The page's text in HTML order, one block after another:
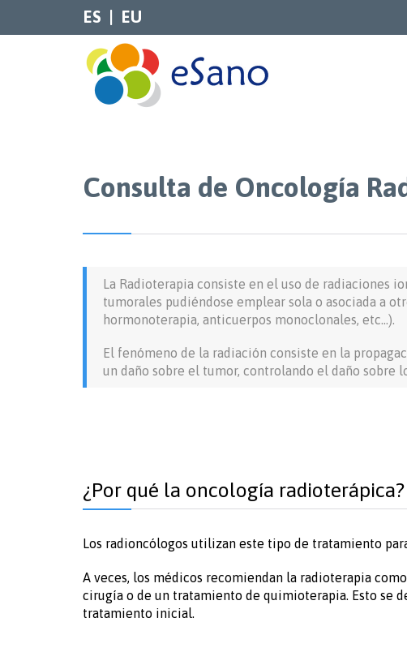
ES EU
Consulta de Oncología
La Radioterapia consiste en el uso de radiaciones
tumorales pudiéndose emplear sola o asociada a
hormonoterapia, anticuerpos monoclonales, etc…).
El fenómeno de la radiación consiste en la
un daño sobre el tumor, controlando el daño sobre
¿Por qué la oncología radioterápica?
Los radioncólogos utilizan este tipo de tratamiento
A veces, los médicos recomiendan la radioterapia
cirugía o de un tratamiento de quimioterapia. Esto se
tratamiento inicial.